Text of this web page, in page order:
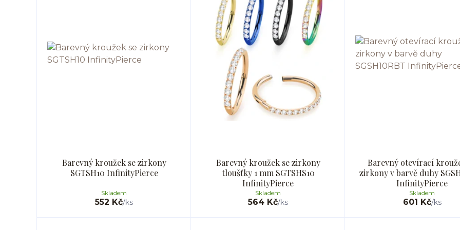
Barevný kroužek se zirkony
SGTSH10 InfinityPierce
552 Kč/ks
Skladem
Barevný kroužek se zirkony
tloušťky 1 mm SGTSHS10
InfinityPierce
564 Kč/ks
Skladem
Barevný otevírací
zirkony v barvě duhy
InfinityPierce
601 Kč/ks
Skladem